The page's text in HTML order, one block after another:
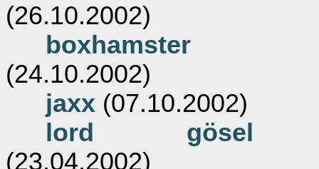
(26.10.2002)
boxhamster
(24.10.2002)
jaxx (07.10.2002)
lord gösel
(23.04.2002)